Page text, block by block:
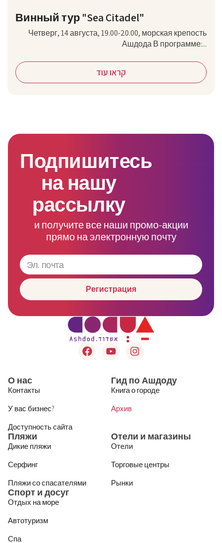
Винный тур "Sea Citadel"
Четверг, 14 августа, 19.00-20.00, морская крепость
Ашдода В программе:...
קראו עוד
Подпишитесь
на нашу
рассылку
и получите все наши промо-акции
прямо на электронную почту
Регистрация
О нас
Контакты
У вас бизнес?
Доступность сайта
Гид по Ашдоду
Книга о городе
Архив
Пляжи
Дикие пляжи
Серфинг
Пляжи со спасателями
Отели и магазины
Отели
Торговые центры
Рынки
Спорт и досуг
Отдых на море
Автотуризм
Спа